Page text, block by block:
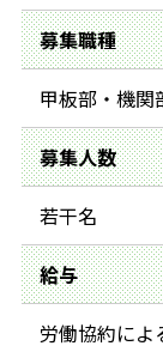
募集職種
甲板部・機関
募集人数
若干名
給与
労働協約によ